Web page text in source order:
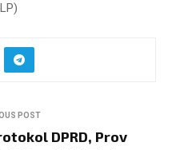
POST
DPRD, Prov